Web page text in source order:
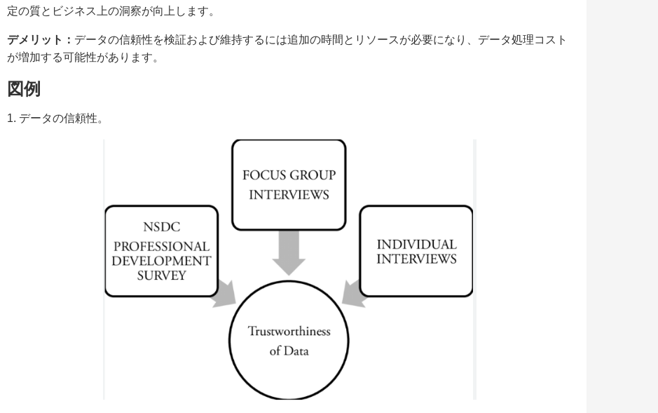
定の質とビジネス上の洞察が向上します。
デメリット： データの信頼性を検証および維持するには追加の時間とリソースが必要になり、データ処理コスト
が増加する可能性があります。
図例
1. データの信頼性。